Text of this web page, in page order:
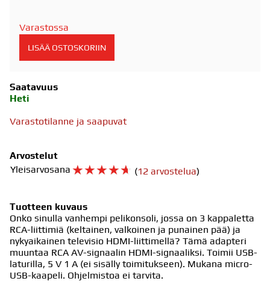
Varastossa
Saatavuus
Heti
Varastotilanne ja saapuvat
Arvostelut
Yleisarvosana ☆☆☆☆☆ (12 arvostelua)
Tuotteen kuvaus
Onko sinulla vanhempi pelikonsoli, jossa on 3 kappaletta
RCA-liittimiä (keltainen, valkoinen ja punainen pää) ja
nykyaikainen televisio HDMI-liittimellä? Tämä adapteri
muuntaa RCA AV-signaalin HDMI-signaaliksi. Toimii USB-
laturilla, 5 V 1 A (ei sisälly toimitukseen). Mukana micro-
USB-kaapeli. Ohjelmistoa ei tarvita.